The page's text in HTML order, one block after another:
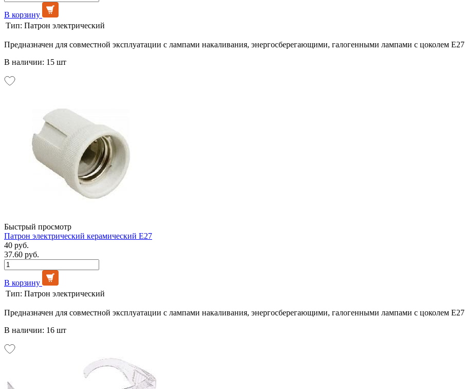
В корзину
Тип: Патрон электрический
Предназначен для совместной эксплуатации с лампами накаливания, энергосберегающими, галогенными лампами с цоколем Е27
В наличии: 15 шт
Быстрый просмотр
Патрон электрический керамический Е27
40 руб.
37.60 руб.
В корзину
Тип: Патрон электрический
Предназначен для совместной эксплуатации с лампами накаливания, энергосберегающими, галогенными лампами с цоколем Е27
В наличии: 16 шт